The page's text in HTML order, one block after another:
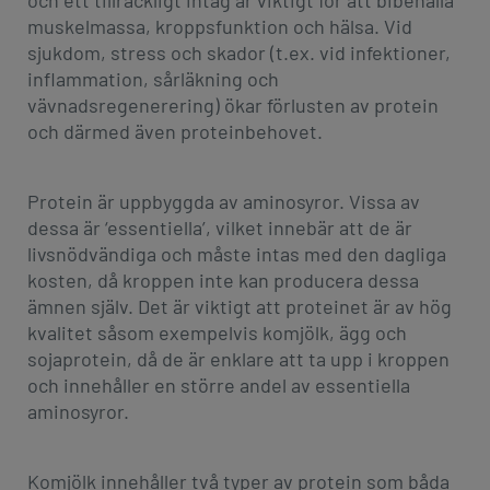
muskelmassa, kroppsfunktion och hälsa. Vid
sjukdom, stress och skador (t.ex. vid infektioner,
inflammation, sårläkning och
vävnadsregenerering) ökar förlusten av protein
och därmed även proteinbehovet.
Protein är uppbyggda av aminosyror. Vissa av
dessa är ‘essentiella’, vilket innebär att de är
livsnödvändiga och måste intas med den dagliga
kosten, då kroppen inte kan producera dessa
ämnen själv. Det är viktigt att proteinet är av hög
kvalitet såsom exempelvis komjölk, ägg och
sojaprotein, då de är enklare att ta upp i kroppen
och innehåller en större andel av essentiella
aminosyror.
Komjölk innehåller två typer av protein som båda